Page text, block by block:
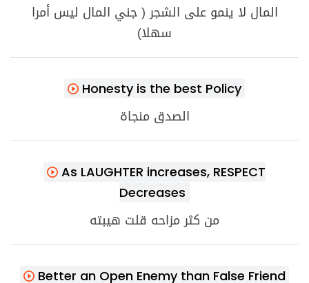
المال لا ينمو على الشجر ( جني المال ليس أمرا
سهلا)
Honesty is the best Policy
الصدق منجاة
As LAUGHTER increases, RESPECT
Decreases
من كثر مزاحه قلت هيبته
Better an Open Enemy than False Friend